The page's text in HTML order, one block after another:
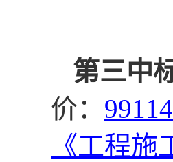
第三中
价：
《工程